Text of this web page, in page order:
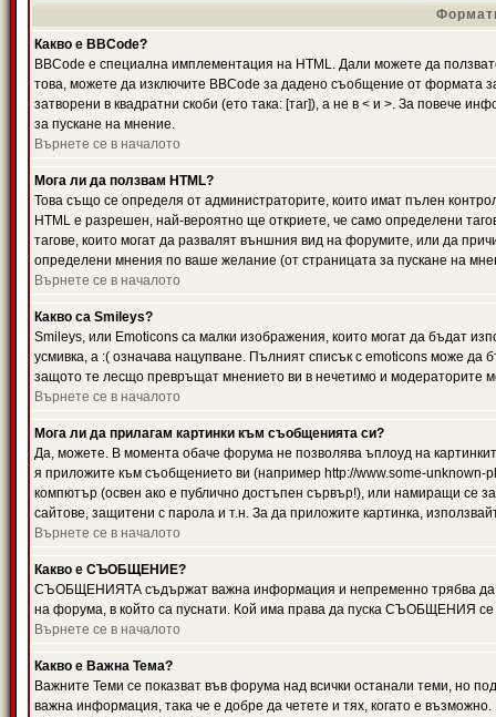
Какво е BBCode?
BBCode е специална имплементация на HTML. Дали можете да
това, можете да изключите BBCode за дадено съобщение от формата
затворени в квадратни скоби (ето така: [таг]), а не в < и >. За повече
за пускане на мнение.
Върнете се в началото
Мога ли да ползвам HTML?
Това също се определя от администраторите, които имат пълен
HTML е разрешен, най-вероятно ще откриете, че само определени
тагове, които могат да развалят външния вид на форумите, или да
определени мнения по ваше желание (от страницата за пускане на
Върнете се в началото
Какво са Smileys?
Smileys, или Emoticons са малки изображения, които могат да бъдат
усмивка, а :( означава нацупване. Пълният списък с emoticons може да
защото те лесщо превръщат мнението ви в нечетимо и модераторите
Върнете се в началото
Мога ли да прилагам картинки към съобщенията си?
Да, можете. В момента обаче форума не позволява ъплоуд на
я приложите към съобщението ви (например http://www.some-
компютър (освен ако е публично достъпен сървър!), или намиращи се
сайтове, защитени с парола и т.н. За да приложите картинка,
Върнете се в началото
Какво е СЪОБЩЕНИЕ?
СЪОБЩЕНИЯТА съдържат важна информация и непременно трябва да
на форума, в който са пуснати. Кой има права да пуска СЪОБЩЕНИЯ се
Върнете се в началото
Какво е Важна Тема?
Важните Теми се показват във форума над всички останали теми,
важна информация, така че е добре да четете и тях, когато е